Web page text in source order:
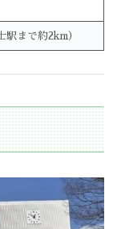
駅まで約2km）